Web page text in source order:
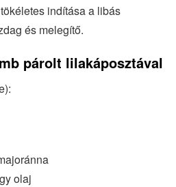
indítása a libás
és melegítő.
párolt lilakáposztával
olaj